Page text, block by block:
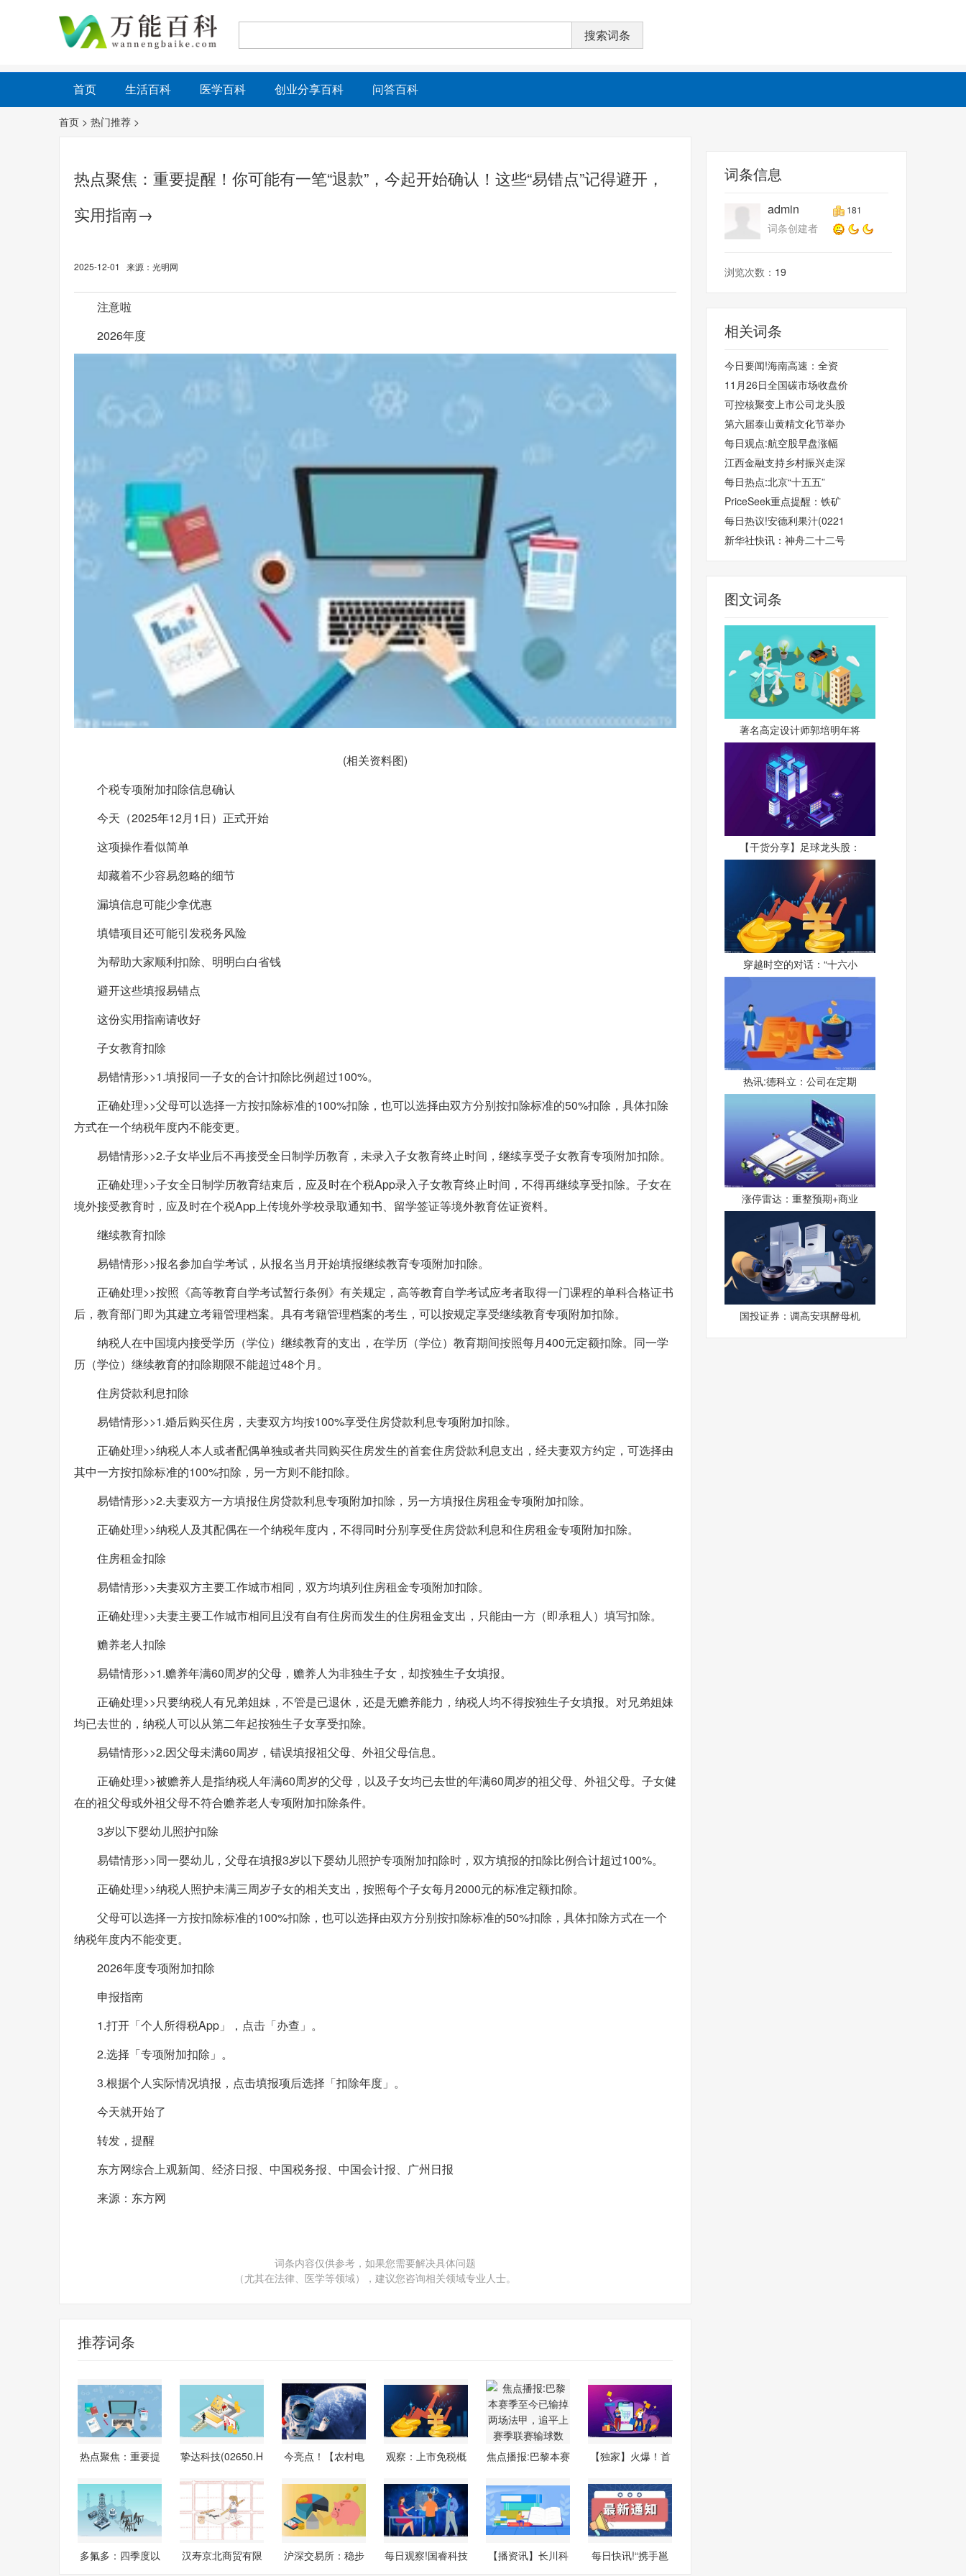
首页 生活百科 医学百科 创业分享百科 问答百科
首页 > 热门推荐 >
热点聚焦：重要提醒！你可能有一笔“退款”，今起开始确认！这些“易错点”记得避开，
实用指南→
2025-12-01 来源：光明网
注意啦
2026年度
(相关资料图)
个税专项附加扣除信息确认
今天（2025年12月1日）正式开始
这项操作看似简单
却藏着不少容易忽略的细节
漏填信息可能少拿优惠
填错项目还可能引发税务风险
为帮助大家顺利扣除、明明白白省钱
避开这些填报易错点
这份实用指南请收好
子女教育扣除
易错情形>>1.填报同一子女的合计扣除比例超过100%。
正确处理>>父母可以选择一方按扣除标准的100%扣除，也可以选择由双方分别按扣除标准的50%扣除，具体扣除
方式在一个纳税年度内不能变更。
易错情形>>2.子女毕业后不再接受全日制学历教育，未录入子女教育终止时间，继续享受子女教育专项附加扣除。
正确处理>>子女全日制学历教育结束后，应及时在个税App录入子女教育终止时间，不得再继续享受扣除。子女在
境外接受教育时，应及时在个税App上传境外学校录取通知书、留学签证等境外教育佐证资料。
继续教育扣除
易错情形>>报名参加自学考试，从报名当月开始填报继续教育专项附加扣除。
正确处理>>按照《高等教育自学考试暂行条例》有关规定，高等教育自学考试应考者取得一门课程的单科合格证书
后，教育部门即为其建立考籍管理档案。具有考籍管理档案的考生，可以按规定享受继续教育专项附加扣除。
纳税人在中国境内接受学历（学位）继续教育的支出，在学历（学位）教育期间按照每月400元定额扣除。同一学
历（学位）继续教育的扣除期限不能超过48个月。
住房贷款利息扣除
易错情形>>1.婚后购买住房，夫妻双方均按100%享受住房贷款利息专项附加扣除。
正确处理>>纳税人本人或者配偶单独或者共同购买住房发生的首套住房贷款利息支出，经夫妻双方约定，可选择由
其中一方按扣除标准的100%扣除，另一方则不能扣除。
易错情形>>2.夫妻双方一方填报住房贷款利息专项附加扣除，另一方填报住房租金专项附加扣除。
正确处理>>纳税人及其配偶在一个纳税年度内，不得同时分别享受住房贷款利息和住房租金专项附加扣除。
住房租金扣除
易错情形>>夫妻双方主要工作城市相同，双方均填列住房租金专项附加扣除。
正确处理>>夫妻主要工作城市相同且没有自有住房而发生的住房租金支出，只能由一方（即承租人）填写扣除。
赡养老人扣除
易错情形>>1.赡养年满60周岁的父母，赡养人为非独生子女，却按独生子女填报。
正确处理>>只要纳税人有兄弟姐妹，不管是已退休，还是无赡养能力，纳税人均不得按独生子女填报。对兄弟姐妹
均已去世的，纳税人可以从第二年起按独生子女享受扣除。
易错情形>>2.因父母未满60周岁，错误填报祖父母、外祖父母信息。
正确处理>>被赡养人是指纳税人年满60周岁的父母，以及子女均已去世的年满60周岁的祖父母、外祖父母。子女健
在的祖父母或外祖父母不符合赡养老人专项附加扣除条件。
3岁以下婴幼儿照护扣除
易错情形>>同一婴幼儿，父母在填报3岁以下婴幼儿照护专项附加扣除时，双方填报的扣除比例合计超过100%。
正确处理>>纳税人照护未满三周岁子女的相关支出，按照每个子女每月2000元的标准定额扣除。
父母可以选择一方按扣除标准的100%扣除，也可以选择由双方分别按扣除标准的50%扣除，具体扣除方式在一个
纳税年度内不能变更。
2026年度专项附加扣除
申报指南
1.打开「个人所得税App」，点击「办查」。
2.选择「专项附加扣除」。
3.根据个人实际情况填报，点击填报项后选择「扣除年度」。
今天就开始了
转发，提醒
东方网综合上观新闻、经济日报、中国税务报、中国会计报、广州日报
来源：东方网
词条内容仅供参考，如果您需要解决具体问题
（尤其在法律、医学等领域），建议您咨询相关领域专业人士。
推荐词条
热点聚焦：重要提
挚达科技(02650.H
今亮点！【农村电
观察：上市免税概
焦点播报:巴黎本赛
【独家】火爆！首
多氟多：四季度以
汉寿京北商贸有限
沪深交易所：稳步
每日观察!国睿科技
【播资讯】长川科
每日快讯!“携手邕
词条信息
admin 181
词条创建者
浏览次数： 19
相关词条
今日要闻!海南高速：全资
11月26日全国碳市场收盘价
可控核聚变上市公司龙头股
第六届泰山黄精文化节举办
每日观点:航空股早盘涨幅
江西金融支持乡村振兴走深
每日热点:北京“十五五”
PriceSeek重点提醒：铁矿
每日热议!安德利果汁(0221
新华社快讯：神舟二十二号
图文词条
著名高定设计师郭培明年将
【干货分享】足球龙头股：
穿越时空的对话：“十六小
热讯:德科立：公司在定期
涨停雷达：重整预期+商业
国投证券：调高安琪酵母机